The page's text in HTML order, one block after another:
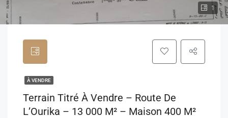
1
À VENDRE
Terrain Titré À Vendre – Route De
L’Ourika – 13 000 M² – Maison 400 M²